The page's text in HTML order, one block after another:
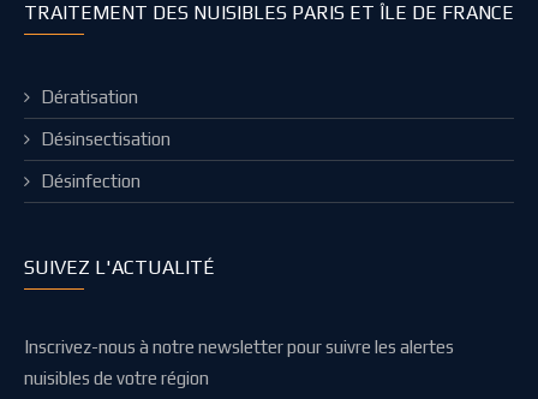
TRAITEMENT DES NUISIBLES PARIS ET ÎLE DE FRANCE
Dératisation
Désinsectisation
Désinfection
SUIVEZ L'ACTUALITÉ
Inscrivez-nous à notre newsletter pour suivre les alertes
nuisibles de votre région